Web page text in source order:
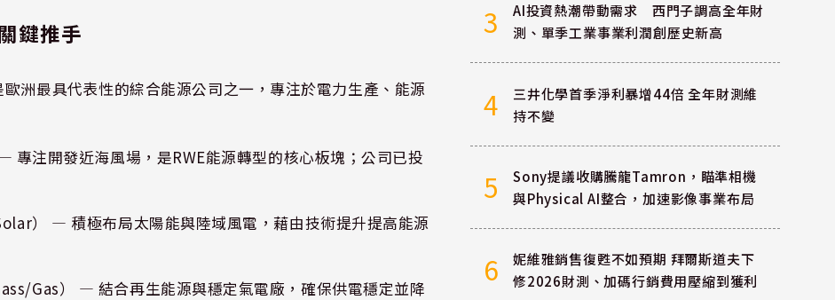
鍵推手
洲最具代表性的綜合能源公司之一，專注於電力生產、能源
注開發近海風場，是RWE能源轉型的核心板塊；公司已投
） — 積極布局太陽能與陸域風電，藉由技術提升提高能源
Gas） — 結合再生能源與穩定氣電廠，確保供電穩定並降
3
AI投資熱潮帶動需求 西門子調高全年財
測、單季工業事業利潤創歷史新高
4
三井化學首季淨利暴增44倍 全年財測維
持不變
5
Sony提議收購騰龍Tamron，瞄準相機
與Physical AI整合，加速影像事業布局
6
妮維雅銷售復甦不如預期 拜爾斯道夫下
修2026財測、加碼行銷費用壓縮到獲利